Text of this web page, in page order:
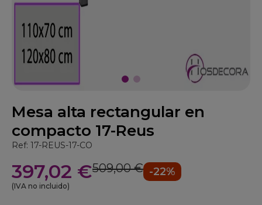
Mesa alta rectangular en
compacto 17-Reus
Ref: 17-REUS-17-CO
397,02 €509,00 € -22%
(IVA no incluido)